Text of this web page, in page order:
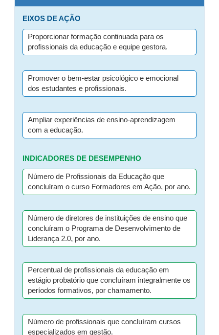
EIXOS DE AÇÃO
Proporcionar formação continuada para os
profissionais da educação e equipe gestora.
Promover o bem-estar psicológico e emocional
dos estudantes e profissionais.
Ampliar experiências de ensino-aprendizagem
com a educação.
INDICADORES DE DESEMPENHO
Número de Profissionais da Educação que
concluíram o curso Formadores em Ação, por ano.
Número de diretores de instituições de ensino que
concluíram o Programa de Desenvolvimento de
Liderança 2.0, por ano.
Percentual de profissionais da educação em
estágio probatório que concluíram integralmente os
períodos formativos, por chamamento.
Número de profissionais que concluíram cursos
especializados em gestão.